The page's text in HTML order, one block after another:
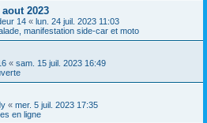
2023
14 « lun. 24 juil. 2023 11:03
manifestation side-car et moto
« sam. 15 juil. 2023 16:49
« mer. 5 juil. 2023 17:35
en ligne